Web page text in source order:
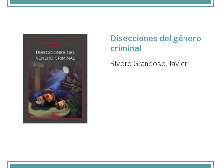
Disecciones del género
criminal
Rivero Grandoso, Javier